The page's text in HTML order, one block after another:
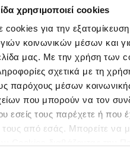
χρησιμοποιεί cookies
cookies για την
κοινωνικών μέσων και
μας. Με την χρήση των
σχετικά με τη
παρόχους μέσων
που μπορούν να τον
εσείς τους παρέχετε ή που
από εσάς. Μπορείτε να
ΑΡΗΣ 2 3ΑΠΟΕΛ
ΑΡΗΣ
ΛΕΜΕΣΟΥ 2 2 ΑΕΚ
ΑΟΑΝ ΑΓΙΑΣ 1 4 ΑΡΗΣ